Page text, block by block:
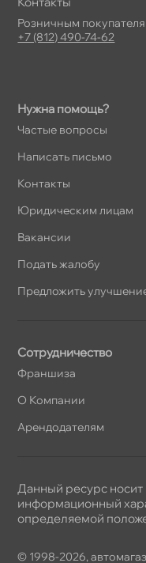
Нужна помощь?
Частые вопросы
Написать письмо
Контакты
Юридическим лицам
акансии
Подать жалобу
Предложить
Сотрудничество
Франшиза
О Компании
Арендодателям
Розничным
+7 (812) 490-74-62
© 1998-2026,
Данный ресурс
информационный
определяемой